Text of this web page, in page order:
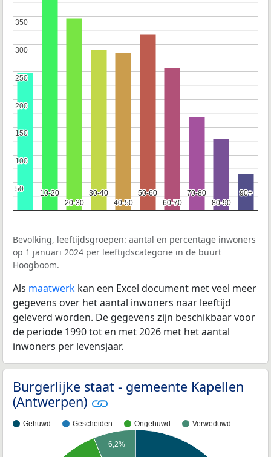
10-20
10-20
20-30
20-30
30-40
30-40
40-50
40-50
50-60
50-60
60-70
60-70
70-80
70-80
80-90
80-90
90+
90+
50
50
100
100
150
150
200
200
250
250
300
300
350
350
Bevolking, leeftijdsgroepen: aantal en percentage inwoners
op 1 januari 2024 per leeftijdscategorie in de buurt
Hoogboom.
Als maatwerk kan een Excel document met veel meer
gegevens over het aantal inwoners naar leeftijd
geleverd worden. De gegevens zijn beschikbaar voor
de periode 1990 tot en met 2026 met het aantal
inwoners per levensjaar.
Burgerlijke staat - gemeente Kapellen
(Antwerpen)
Gehuwd Gescheiden Ongehuwd Verweduwd
6,2%